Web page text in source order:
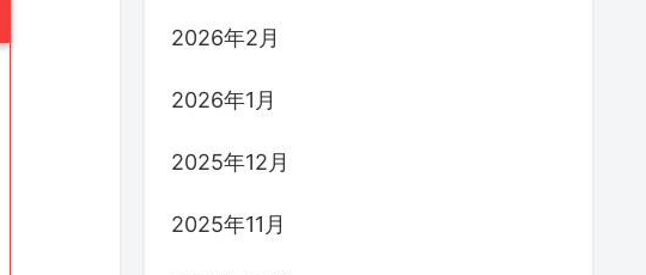
2026年2月
2026年1月
2025年12月
2025年11月